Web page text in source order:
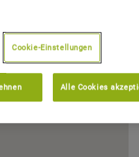
Cookie-Einstellungen
Alle Cookies